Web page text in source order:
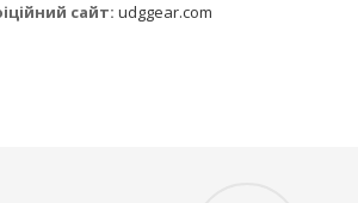
сайт: udggear.com